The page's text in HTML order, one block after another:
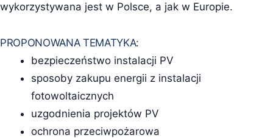
wykorzystywana jest w Polsce, a jak w Europie.
PROPONOWANA TEMATYKA:
bezpieczeństwo instalacji PV
sposoby zakupu energii z instalacji
fotowoltaicznych
uzgodnienia projektów PV
ochrona przeciwpożarowa